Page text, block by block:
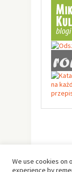
We use cookies on
experience by